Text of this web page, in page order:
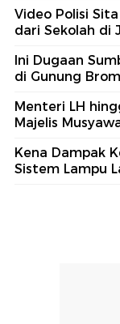
Video Polisi
dari Sekolah di
Ini Dugaan
di Gunung
Menteri LH
Majelis
Kena Dampak
Sistem Lampu